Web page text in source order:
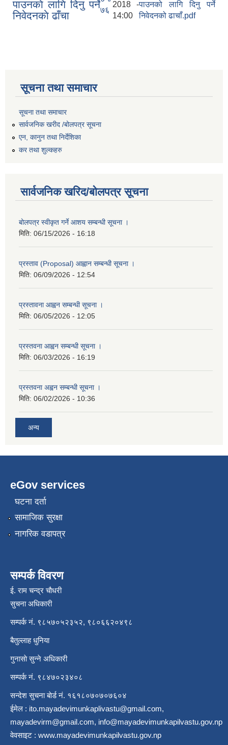
पाउनकाे लागि दिनु पर्ने
निवेदनकाे ढाँचा
७६
2018 -
14:00
पाउनको लागि दिनु पर्ने
निवेदनको ढाचाँ.pdf
सूचना तथा समाचार
सूचना तथा समाचार
सार्वजनिक खरीद /बोलपत्र सूचना
एन, कानुन तथा निर्देशिका
कर तथा शुल्कहरु
सार्वजनिक खरिद/बोलपत्र सूचना
बोलपत्र स्वीकृत गर्ने आशय सम्बन्धी सूचना ।
मिति: 06/15/2026 - 16:18
प्रस्ताव (Proposal) आह्वान सम्बन्धी सूचना ।
मिति: 06/09/2026 - 12:54
प्रस्तावना आह्वन सम्बन्धी सूचना ।
मिति: 06/05/2026 - 12:05
प्रस्तवना आह्वन सम्बन्धी सूचना ।
मिति: 06/03/2026 - 16:19
प्रस्तवना अह्वन सम्बन्धी सूचना ।
मिति: 06/02/2026 - 10:36
अन्य
eGov services
घटना दर्ता
सामाजिक सुरक्षा
नागरिक वडापत्र
सम्पर्क विवरण
ई. राम चन्द्र चाैधरी
सुचना अधिकारी
सम्पर्क नं. ९८५७०५२३५२, ९८०६६२०४९८
बैतुल्लाह धुनिया
गुनासाे सुन्ने अधिकारी
सम्पर्क नं. ९८४७०२३४०८
सन्देश सुचना बाेर्ड नं. १६१८०७०७०७६०४
ईमेल : ito.mayadevimunkaplivastu@gmail.com,
mayadevirm@gmail.com, info@mayadevimunkapilvastu.gov.np
वेवसाइट : www.mayadevimunkapilvastu.gov.np